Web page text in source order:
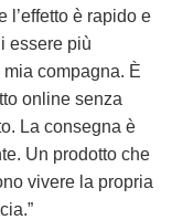
l’effetto è rapido e
essere più
compagna. È
online senza
La consegna è
Un prodotto che
vivere la propria